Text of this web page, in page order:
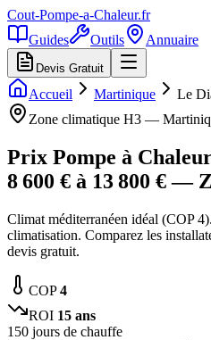
Cout-Pompe-a-Chaleur.fr
Guides
Outils Annuaire
Devis Gratuit
Accueil Martinique
Le
Zone climatique H3 —
Prix Pompe à
8 600 € à 13 800 € —
Climat méditerranéen idéal (COP
climatisation. Comparez les
devis gratuit.
COP4
ROI 15 ans
150 jours de chauffe